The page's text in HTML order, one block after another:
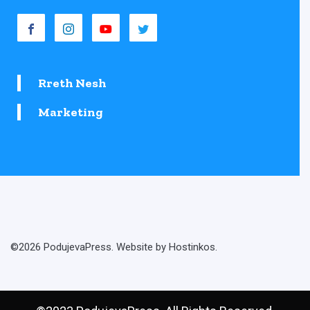
Rreth Nesh
Marketing
©2026 PodujevaPress. Website by Hostinkos.